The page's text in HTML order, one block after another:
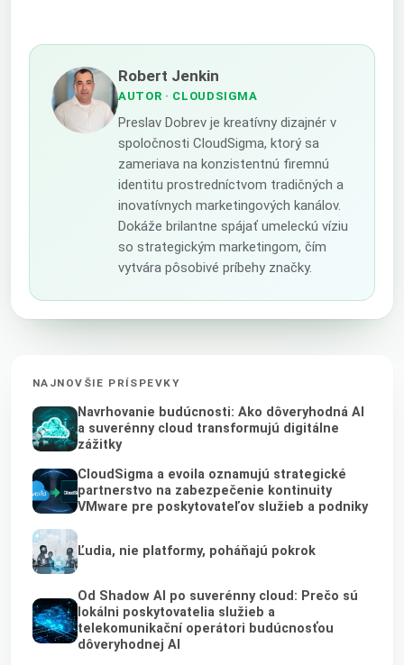
Robert Jenkin
AUTOR · CLOUDSIGMA
Preslav Dobrev je kreatívny dizajnér v
spoločnosti CloudSigma, ktorý sa
zameriava na konzistentnú firemnú
identitu prostredníctvom tradičných a
inovatívnych marketingových kanálov.
Dokáže brilantne spájať umeleckú víziu
so strategickým marketingom, čím
vytvára pôsobivé príbehy značky.
NAJNOVŠIE PRÍSPEVKY
Navrhovanie budúcnosti: Ako dôveryhodná AI
a suverénny cloud transformujú digitálne
zážitky
CloudSigma a evoila oznamujú strategické
partnerstvo na zabezpečenie kontinuity
VMware pre poskytovateľov služieb a podniky
Ľudia, nie platformy, poháňajú pokrok
Od Shadow AI po suverénny cloud: Prečo sú
lokálni poskytovatelia služieb a
telekomunikační operátori budúcnosťou
dôveryhodnej AI